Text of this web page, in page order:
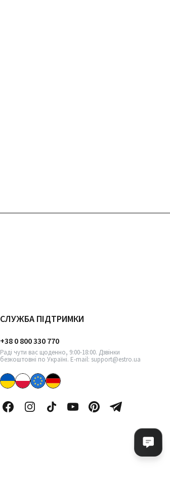
СЛУЖБА ПІДТРИМКИ
+38 0 800 330 770
Раді чути вас щоденно, 9:00-18:00. Дзвінки
безкоштовні по Україні. E-mail: support@estro.ua